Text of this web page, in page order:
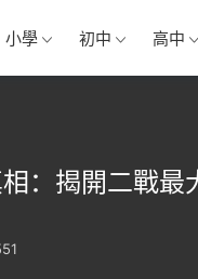
小學 初中 高中
：揭開二戰最